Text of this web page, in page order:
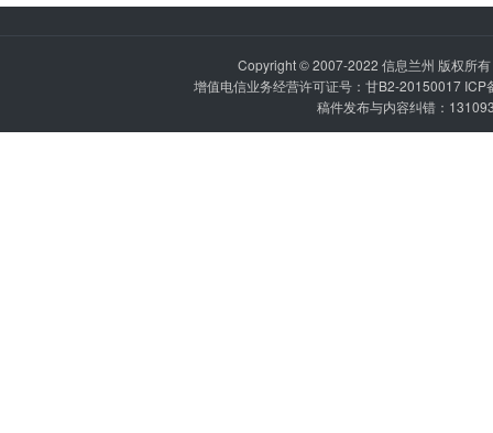
Copyright © 2007-2022 信息兰州 版权所
增值电信业务经营许可证号：甘B2-20150017 ICP
稿件发布与内容纠错：